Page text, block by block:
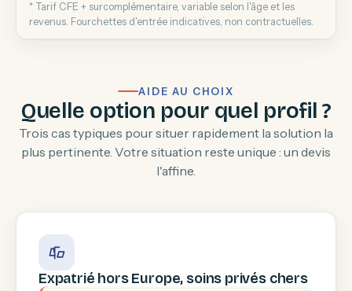
* Tarif CFE + surcomplémentaire, variable selon l'âge et les
revenus. Fourchettes d'entrée indicatives, non contractuelles.
AIDE AU CHOIX
Quelle option pour quel profil ?
Trois cas typiques pour situer rapidement la solution la
plus pertinente. Votre situation reste unique : un devis
l'affine.
Expatrié hors Europe, soins privés chers